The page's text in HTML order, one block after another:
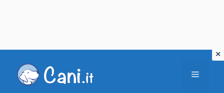
Menu